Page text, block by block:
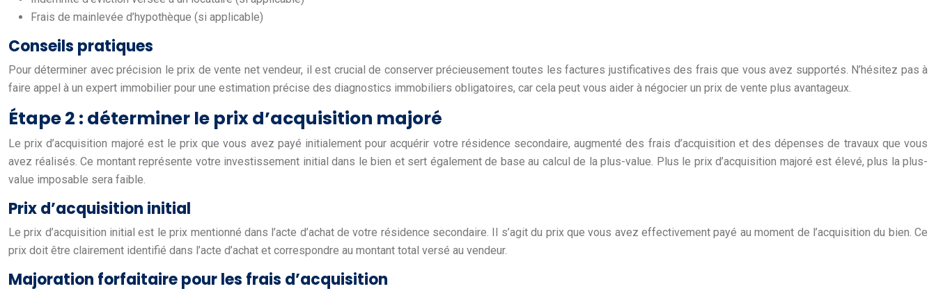
Frais de mainlevée d’hypothèque (si applicable)
Conseils pratiques
Pour déterminer avec précision le prix de vente net vendeur, il est crucial de conserver précieusement toutes les factures justificatives des frais que vous avez supportés. N’hésitez pas à
faire appel à un expert immobilier pour une estimation précise des diagnostics immobiliers obligatoires, car cela peut vous aider à négocier un prix de vente plus avantageux.
Étape 2 : déterminer le prix d’acquisition majoré
Le prix d’acquisition majoré est le prix que vous avez payé initialement pour acquérir votre résidence secondaire, augmenté des frais d’acquisition et des dépenses de travaux que vous
avez réalisés. Ce montant représente votre investissement initial dans le bien et sert également de base au calcul de la plus-value. Plus le prix d’acquisition majoré est élevé, plus la plus-
value imposable sera faible.
Prix d’acquisition initial
Le prix d’acquisition initial est le prix mentionné dans l’acte d’achat de votre résidence secondaire. Il s’agit du prix que vous avez effectivement payé au moment de l’acquisition du bien. Ce
prix doit être clairement identifié dans l’acte d’achat et correspondre au montant total versé au vendeur.
Majoration forfaitaire pour les frais d’acquisition